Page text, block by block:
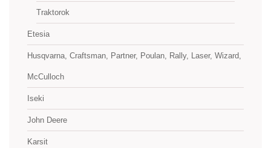
Traktorok
Etesia
Husqvarna, Craftsman, Partner, Poulan, Rally, Laser, Wizard,
McCulloch
Iseki
John Deere
Karsit